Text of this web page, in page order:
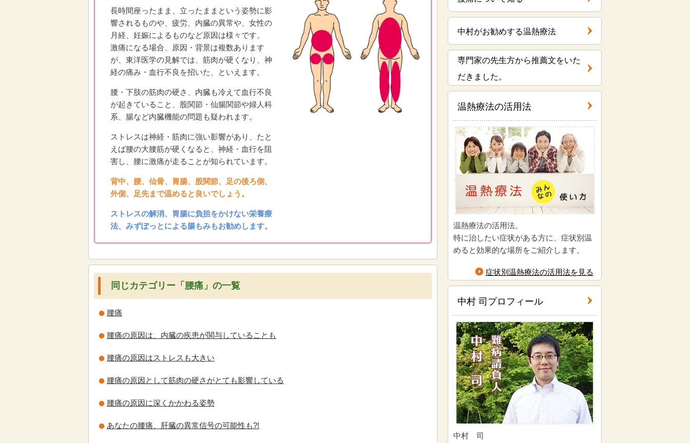
長時間座ったまま、立ったままという姿勢に影
響されるものや、疲労、内臓の異常や、女性の
月経、妊娠によるものなど原因は様々です。
激痛になる場合、原因・背景は複数あります
が、東洋医学の見解では、筋肉が硬くなり、神
経の痛み・血行不良を招いた、といえます。
腰・下肢の筋肉の硬さ、内臓も冷えて血行不良
が起きていること、股関節・仙腸関節や婦人科
系、腸など内臓機能の問題も疑われます。
ストレスは神経・筋肉に強い影響があり、たと
えば腰の大腰筋が硬くなると、神経・血行を阻
害し、腰に激痛が走ることが知られています。
背中、腰、仙骨、胃腸、股関節、足の後ろ側、
外側、足先まで温めると良いでしょう。
ストレスの解消、胃腸に負担をかけない栄養療
法、みずぽっとによる腸もみもお勧めします。
同じカテゴリー「腰痛」の一覧
腰痛
腰痛の原因は、内臓の疾患が関与していることも
腰痛の原因はストレスも大きい
腰痛の原因として筋肉の硬さがとても影響している
腰痛の原因に深くかかわる姿勢
あなたの腰痛、肝臓の異常信号の可能性も?!
中村がお勧めする温熱療法
専門家の先生方から推薦文をいた
だきました。
温熱療法の活用法
温熱療法の活用法。
特に治したい症状がある方に、症状別温
めると効果的な場所をご紹介します。
症状別温熱療法の活用法を見る
中村 司プロフィール
中村 司